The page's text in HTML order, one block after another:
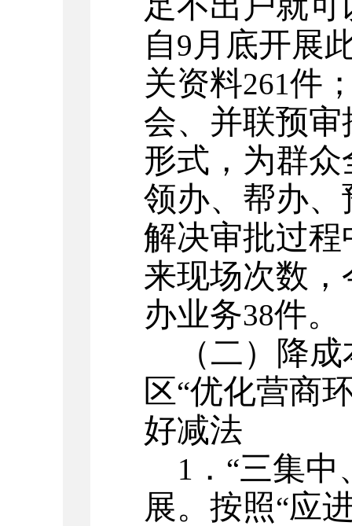
自9 月底开展
关资料261件
会、并联预
形式，为群
领办、帮办
解决审批过
来现场次数，
办业务38件。
（二）降
区“优化营商
好减法
1 ． “三集中
展。按照“应